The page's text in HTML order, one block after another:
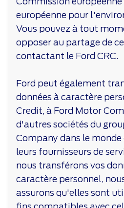
européenne pour
Vous pouvez à tout
opposer au partage de
contactant le Ford CRC.
Ford peut également
données à caractère
Credit, à Ford Motor
d'autres sociétés du
Company dans le monde
leurs fournisseurs de
nous transférons vos
caractère personnel,
assurons qu'elles sont